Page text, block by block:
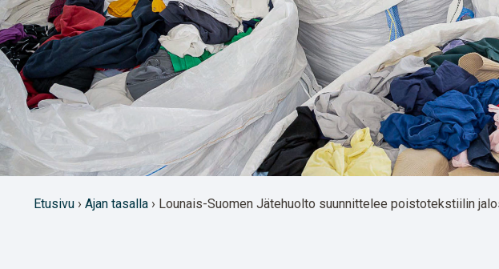
Etusivu › Ajan tasalla › Lounais-Suomen Jätehuolto suunnittelee poistotekstiilin